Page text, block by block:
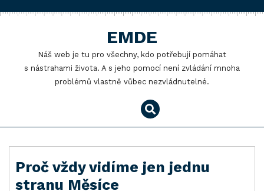
EMDE
Náš web je tu pro všechny, kdo potřebují pomáhat
s nástrahami života. A s jeho pomocí není zvládání mnoha
problémů vlastně vůbec nezvládnutelné.
Proč vždy vidíme jen jednu
stranu Měsíce